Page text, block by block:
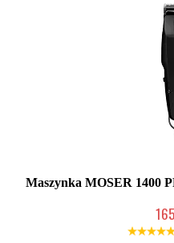
Maszynka MOSER 1400